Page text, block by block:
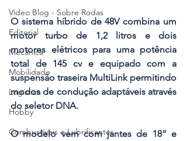
Vídeo Blog - Sobre Rodas
Editorial
Mecânica
Mobilidade
Logística
Hobby
Combustíveis e Lubrificantes
O sistema híbrido de 48V combina um
motor turbo de 1,2 litros e dois
motores elétricos para uma potência
total de 145 cv e equipado com a
suspensão traseira MultiLink permitindo
modos de condução adaptáveis através
do seletor DNA.
O modelo vem com jantes de 18“ e